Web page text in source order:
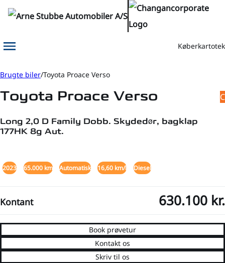
Køberkartotek
Menu
Brugte biler Toyota Proace Verso
Toyota Proace Verso
Long 2,0 D Family Dobb. Skydedør, bagklap
177HK 8g Aut.
C
2023 65.000 km Automatisk 16,60 km/l Diesel
Kontant 630.100 kr.
Book prøvetur
Kontakt os
Skriv til os